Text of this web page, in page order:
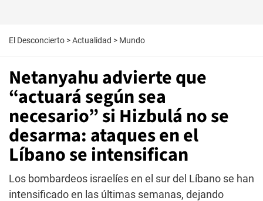
El Desconcierto >Actualidad > Mundo
Netanyahu advierte que
“actuará según sea
necesario” si Hizbulá no se
desarma: ataques en el
Líbano se intensifican
Los bombardeos israelíes en el sur del Líbano se han
intensificado en las últimas semanas, dejando